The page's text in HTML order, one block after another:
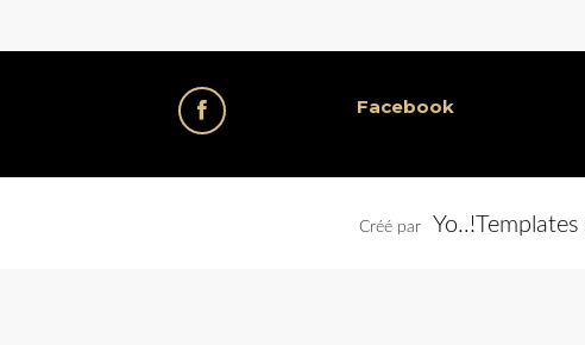
Facebook
Créé par Yo..!Templates